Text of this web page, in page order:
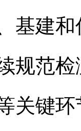
基建
规范
关键